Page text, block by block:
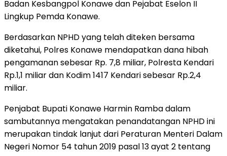
Badan Kesbangpol Konawe dan Pejabat Eselon II
Lingkup Pemda Konawe.
Berdasarkan NPHD yang telah diteken bersama
diketahui, Polres Konawe mendapatkan dana hibah
pengamanan sebesar Rp. 7,8 miliar, Polresta Kendari
Rp.1,1 miliar dan Kodim 1417 Kendari sebesar Rp.2,4
miliar.
Penjabat Bupati Konawe Harmin Ramba dalam
sambutannya mengatakan penandatangan NPHD ini
merupakan tindak lanjut dari Peraturan Menteri Dalam
Negeri Nomor 54 tahun 2019 pasal 13 ayat 2 tentang